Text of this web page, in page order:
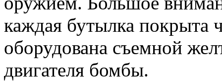
каждая бутылка покрыта
оборудована съемной
двигателя бомбы.